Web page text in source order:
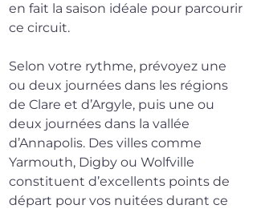
en fait la saison idéale pour parcourir
ce circuit.
Selon votre rythme, prévoyez une
ou deux journées dans les régions
de Clare et d’Argyle, puis une ou
deux journées dans la vallée
d’Annapolis. Des villes comme
Yarmouth, Digby ou Wolfville
constituent d’excellents points de
départ pour vos nuitées durant ce